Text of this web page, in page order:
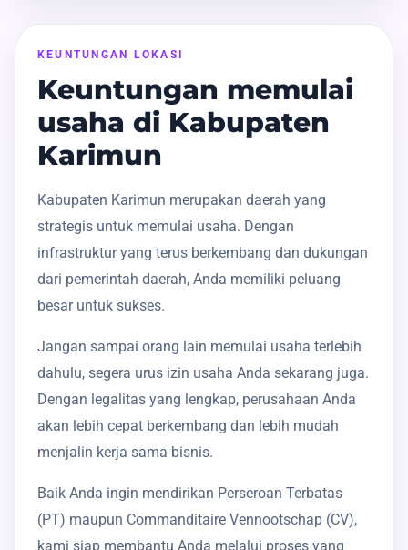
KEUNTUNGAN LOKASI
Keuntungan memulai
usaha di Kabupaten
Karimun
Kabupaten Karimun merupakan daerah yang
strategis untuk memulai usaha. Dengan
infrastruktur yang terus berkembang dan dukungan
dari pemerintah daerah, Anda memiliki peluang
besar untuk sukses.
Jangan sampai orang lain memulai usaha terlebih
dahulu, segera urus izin usaha Anda sekarang juga.
Dengan legalitas yang lengkap, perusahaan Anda
akan lebih cepat berkembang dan lebih mudah
menjalin kerja sama bisnis.
Baik Anda ingin mendirikan Perseroan Terbatas
(PT) maupun Commanditaire Vennootschap (CV),
kami siap membantu Anda melalui proses yang